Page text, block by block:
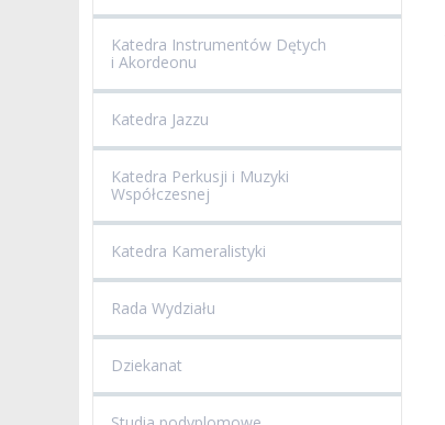
Katedra Instrumentów Dętych
i Akordeonu
Katedra Jazzu
Katedra Perkusji i Muzyki
Współczesnej
Katedra Kameralistyki
Rada Wydziału
Dziekanat